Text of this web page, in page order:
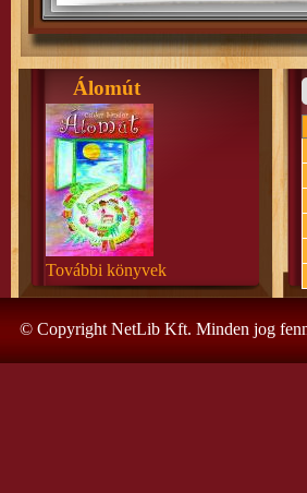
Álomút
További könyvek
© Copyright NetLib Kft. Minden jog